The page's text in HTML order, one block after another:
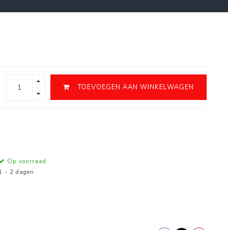
TOEVOEGEN AAN WINKELWAGEN
Op voorraad
- 2 dagen